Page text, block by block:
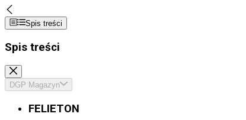
Spis treści
Spis treści
DGP Magazyn
FELIETON